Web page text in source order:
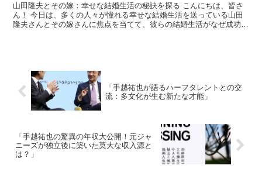
山田隆夫とその嫁：幸せな結婚生活の秘訣を探る こんにちは、皆さ
ん！ 今日は、多くの人々が憧れる幸せな結婚生活を送っている山田
隆夫さんとその嫁さんに焦点を当てて、彼らの結婚生活がなぜ成功し
「手越祐也が語るハーフタレントとの交
流：多文化が生む新たな才能」
「手越祐也の驚異の年収大公開！元ジャ
ニーズが独立後に築いた莫大な収入源と
は？」